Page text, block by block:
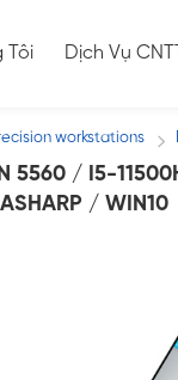
Tôi Dịch Vụ CNTT
workstations /
5560 / I5-
/ WIN10